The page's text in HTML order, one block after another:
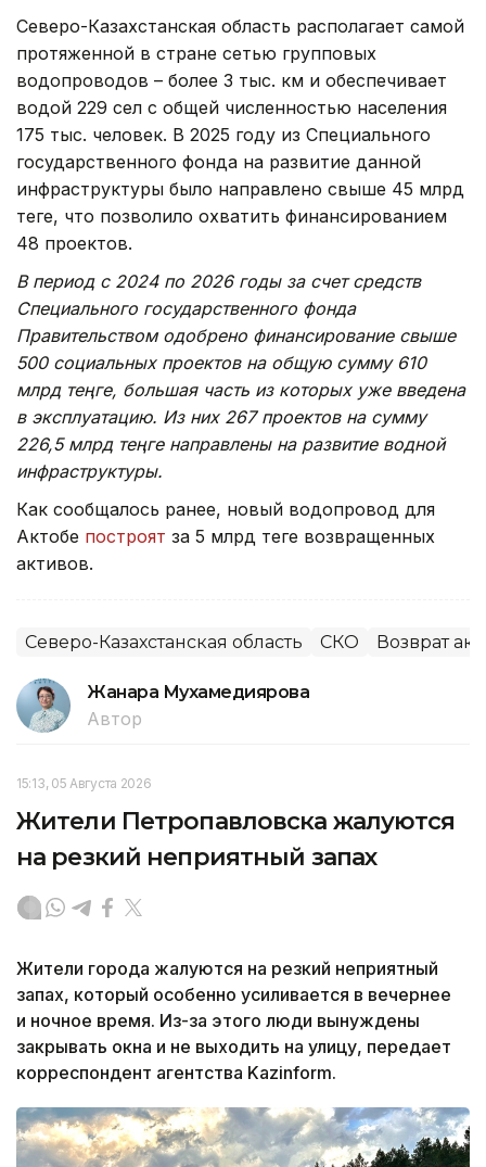
Северо-Казахстанская область располагает самой
протяженной в стране сетью групповых
водопроводов – более 3 тыс. км и обеспечивает
водой 229 сел с общей численностью населения
175 тыс. человек. В 2025 году из Специального
государственного фонда на развитие данной
инфраструктуры было направлено свыше 45 млрд
теңге, что позволило охватить финансированием
48 проектов.
В период с 2024 по 2026 годы за счет средств
Специального государственного фонда
Правительством одобрено финансирование свыше
500 социальных проектов на общую сумму 610
млрд теңге, большая часть из которых уже введена
в эксплуатацию. Из них 267 проектов на сумму
226,5 млрд теңге направлены на развитие водной
инфраструктуры.
Как сообщалось ранее, новый водопровод для
Актобе построят за 5 млрд теңге возвращенных
активов.
Северо-Казахстанская область СКО Возврат
Жанара Мухамедиярова
Автор
15:13, 05 Августа 2026
Жители Петропавловска жалуются
на резкий неприятный запах
Жители города жалуются на резкий неприятный
запах, который особенно усиливается в вечернее
и ночное время. Из-за этого люди вынуждены
закрывать окна и не выходить на улицу, передает
корреспондент агентства Kazinform.